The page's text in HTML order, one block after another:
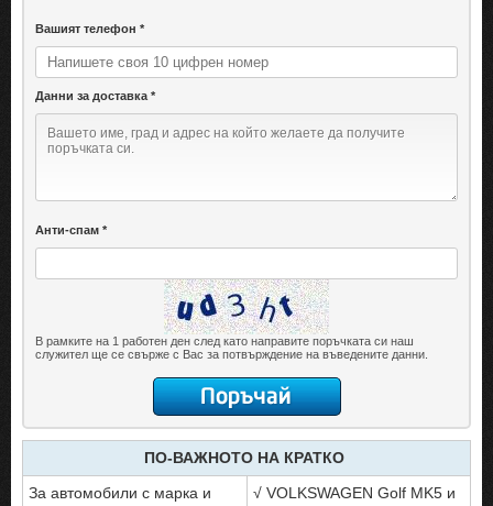
Вашият телефон *
Данни за доставка *
Анти-спам *
В рамките на 1 работен ден след като направите поръчката си наш
служител ще се свърже с Вас за потвърждение на въведените данни.
ПО-ВАЖНОТО НА КРАТКО
За автомобили с марка и
√ VOLKSWAGEN Golf MK5 и